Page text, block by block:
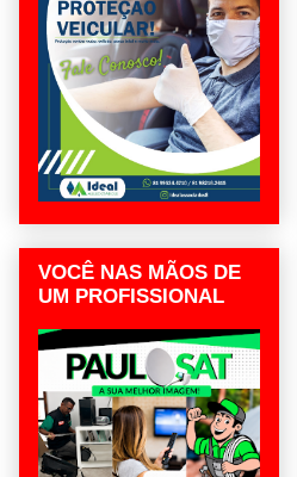
VOCÊ NAS MÃOS DE
UM PROFISSIONAL